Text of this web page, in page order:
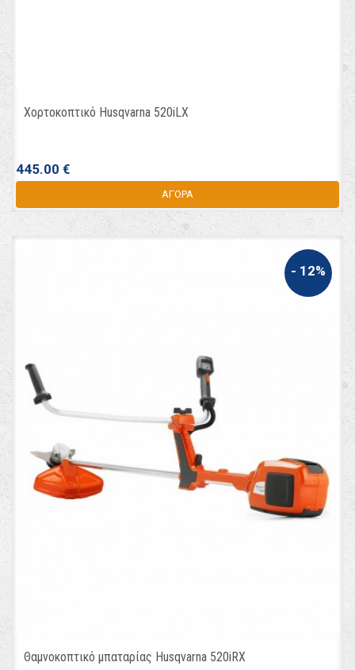
Χορτοκοπτικό Husqvarna 520iLX
445.00 €
ΑΓΟΡΑ
- 12%
Θαμνοκοπτικό μπαταρίας Husqvarna 520iRX